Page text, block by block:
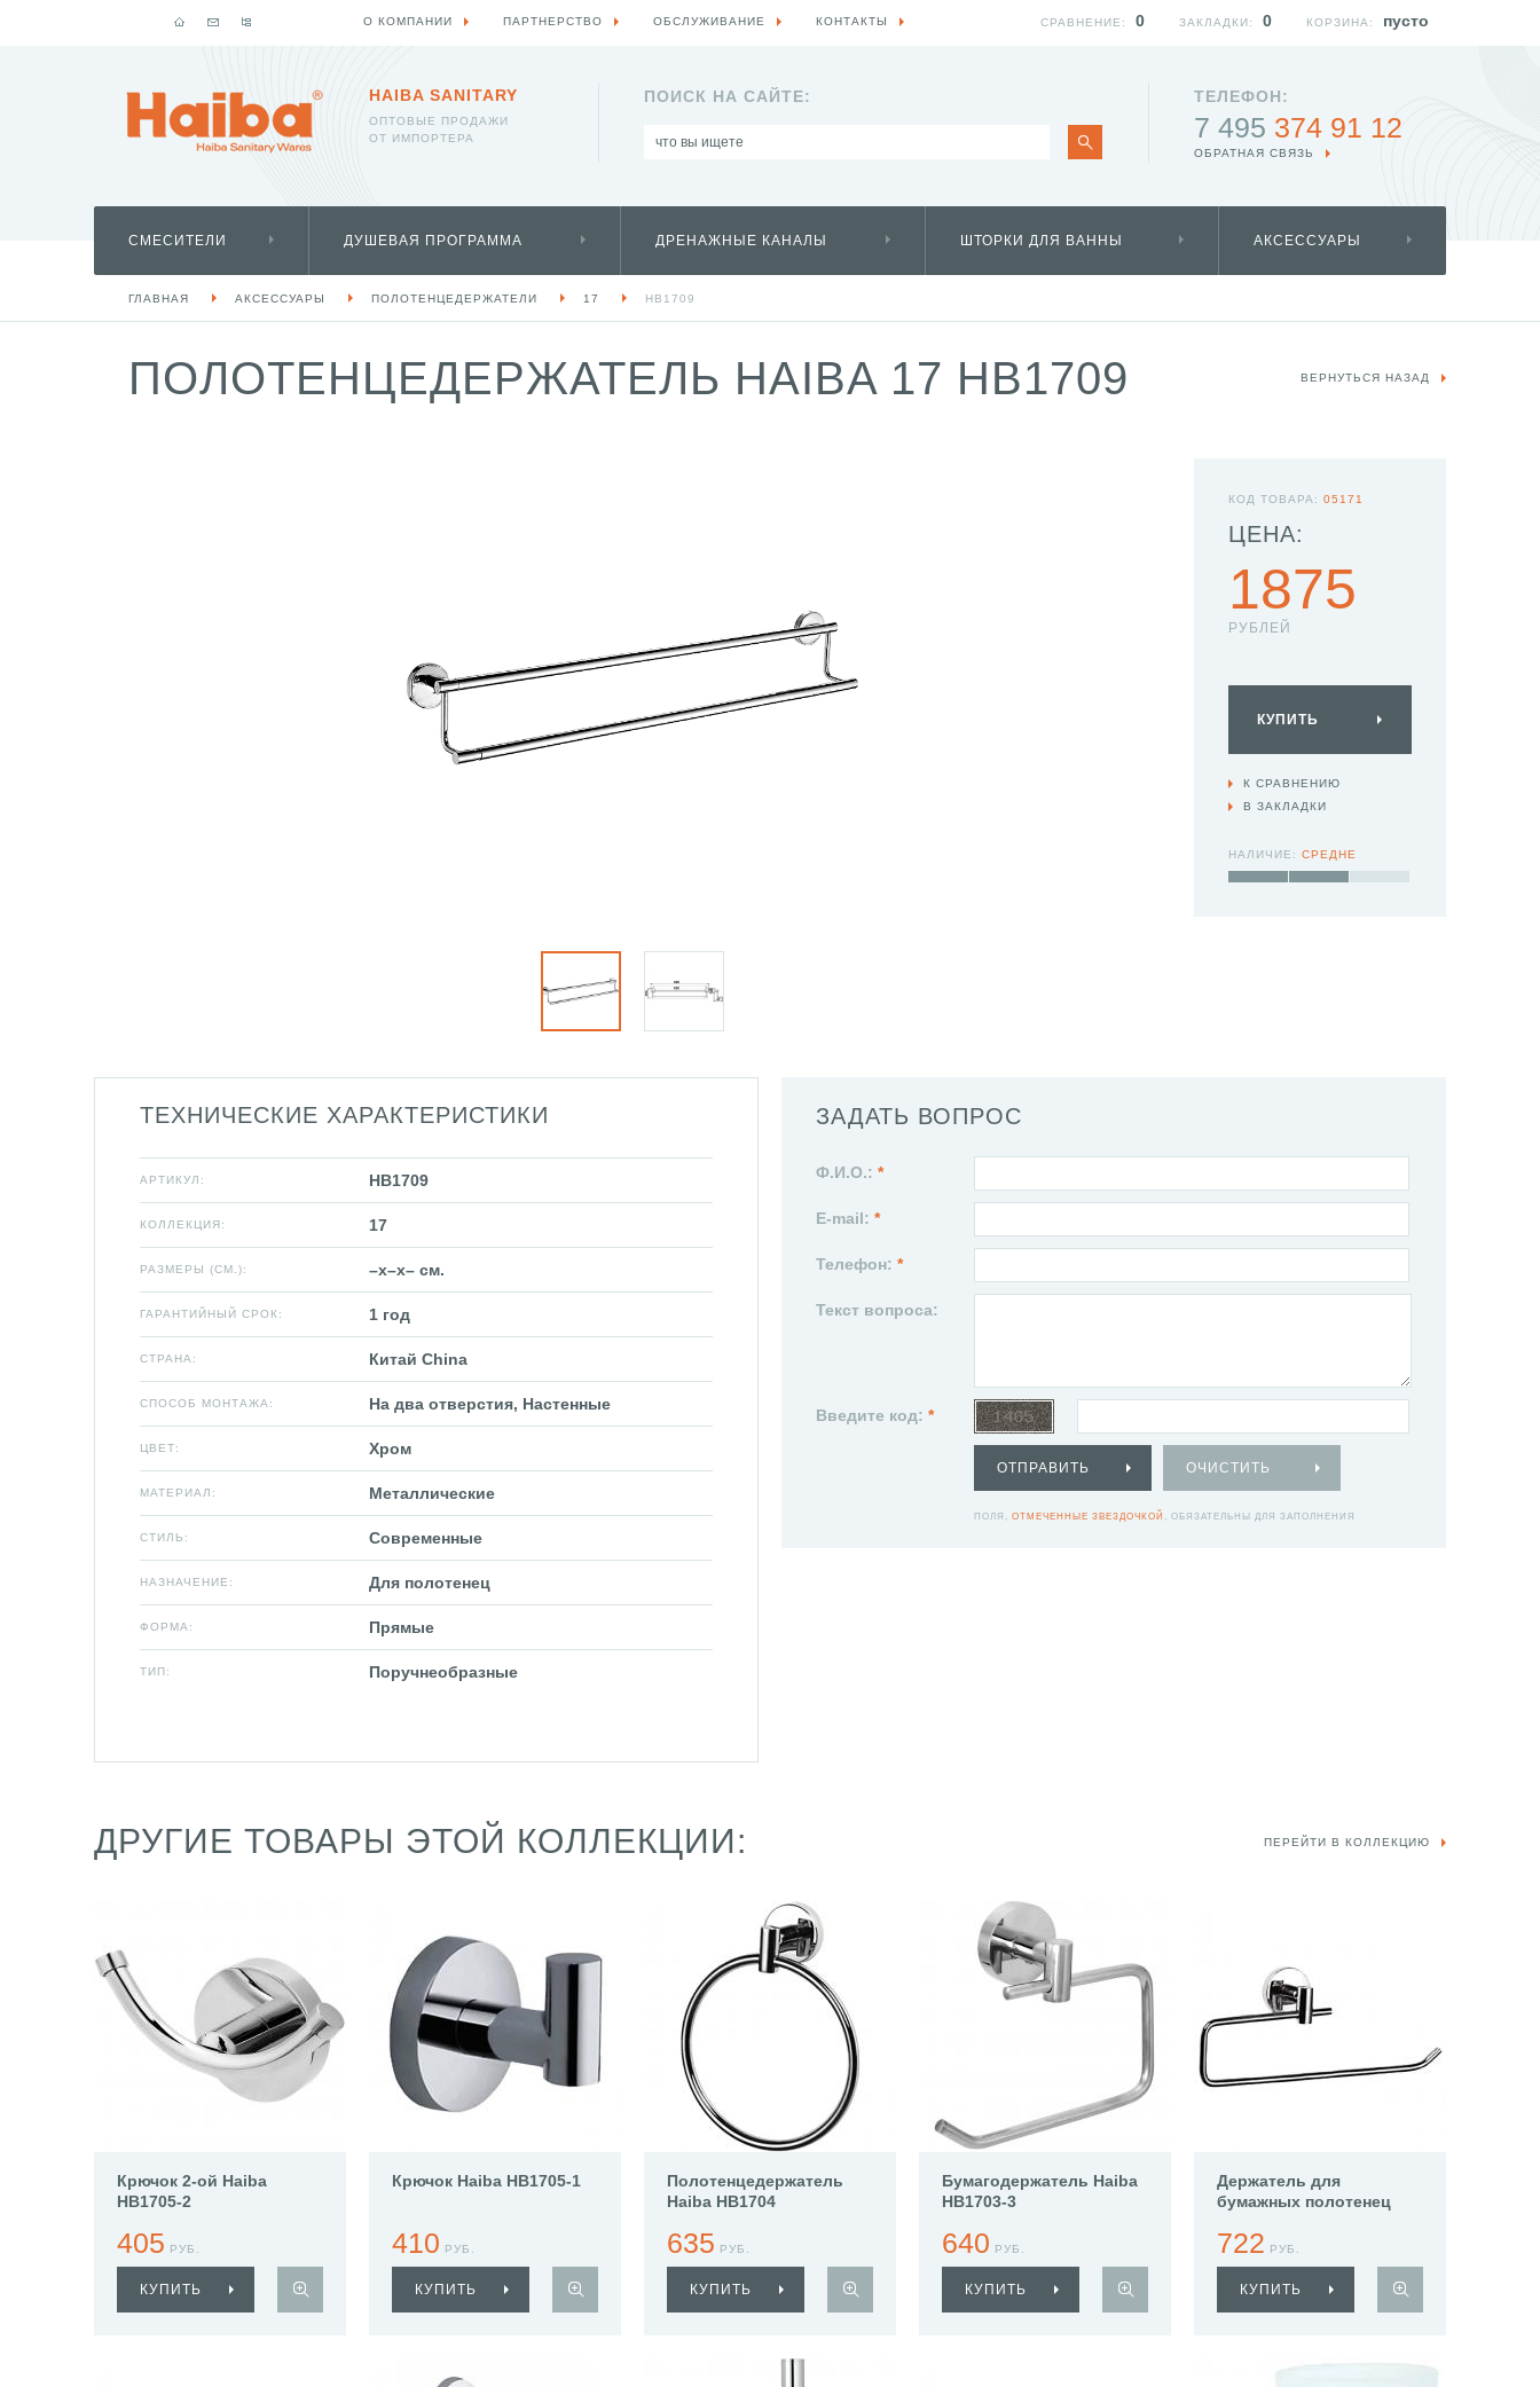
HAIBA SANITARY
ОПТОВЫЕ ПРОДАЖИ
ОТ ИМПОРТЕРА
ПОИСК НА САЙТЕ: ТЕЛЕФОН:
7 495 374 91 12
ОБРАТНАЯ СВЯЗЬ
СМЕСИТЕЛИ ДУШЕВАЯ ПРОГРАММА ДРЕНАЖНЫЕ КАНАЛЫ ШТОРКИ ДЛЯ ВАННЫ АКСЕССУАРЫ
ГЛАВНАЯ АКСЕССУАРЫ ПОЛОТЕНЦЕДЕРЖАТЕЛИ 17 HB1709
ВЕРНУТЬСЯ НАЗАД
ПОЛОТЕНЦЕДЕРЖАТЕЛЬ HAIBA 17 HB1709
КОД ТОВАРА: 05171
ЦЕНА:
1875
РУБЛЕЙ
КУПИТЬ
К СРАВНЕНИЮ
В ЗАКЛАДКИ
НАЛИЧИЕ: СРЕДНЕ
ТЕХНИЧЕСКИЕ ХАРАКТЕРИСТИКИ
АРТИКУЛ: HB1709
КОЛЛЕКЦИЯ: 17
РАЗМЕРЫ (СМ.): –x–x– см.
ГАРАНТИЙНЫЙ СРОК: 1 год
СТРАНА: Китай China
СПОСОБ МОНТАЖА: На два отверстия, Настенные
ЦВЕТ: Хром
МАТЕРИАЛ: Металлические
СТИЛЬ: Современные
НАЗНАЧЕНИЕ: Для полотенец
ФОРМА: Прямые
ТИП: Поручнеобразные
ЗАДАТЬ ВОПРОС
Ф.И.О.: *
E-mail: *
Телефон: *
Текст вопроса:
Введите код: *
ОТПРАВИТЬ ОЧИСТИТЬ
ПОЛЯ, ОТМЕЧЕННЫЕ ЗВЕЗДОЧКОЙ , ОБЯЗАТЕЛЬНЫ ДЛЯ ЗАПОЛНЕНИЯ
ДРУГИЕ ТОВАРЫ ЭТОЙ КОЛЛЕКЦИИ: ПЕРЕЙТИ В КОЛЛЕКЦИЮ
Крючок 2-ой Haiba
HB1705-2
405 РУБ.
КУПИТЬ
Крючок Haiba HB1705-1
410 РУБ.
КУПИТЬ
Полотенцедержатель
Haiba HB1704
635 РУБ.
КУПИТЬ
Бумагодержатель Haiba
HB1703-3
640 РУБ.
КУПИТЬ
Держатель для
бумажных полотенец
722 РУБ.
КУПИТЬ
О КОМПАНИИ ПАРТНЕРСТВО ОБСЛУЖИВАНИЕ КОНТАКТЫ КОРЗИНА: пусто
ЗАКЛАДКИ: 0
СРАВНЕНИЕ: 0